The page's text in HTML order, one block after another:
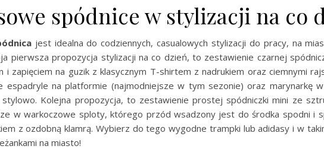
spódnice w stylizacji na co
jest idealna do codziennych, casualowych stylizacji do pracy, na
pierwsza propozycja stylizacji na co dzień, to zestawienie czarnej
i zapięciem na guzik z klasycznym T-shirtem z nadrukiem oraz ciemnymi
espadryle na platformie (najmodniejsze w tym sezonie) oraz marynarkę
Kolejna propozycja, to zestawienie prostej spódniczki mini ze
w warkoczowe sploty, którego przód wsadzony jest do środka spodni i
z ozdobną klamrą. Wybierz do tego wygodne trampki lub adidasy i w
na miasto!